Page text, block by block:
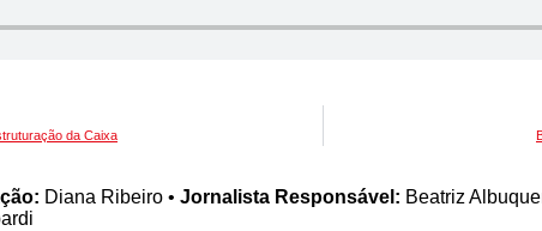
da Caixa
Diana Ribeiro • Jornalista Responsável: Beatriz